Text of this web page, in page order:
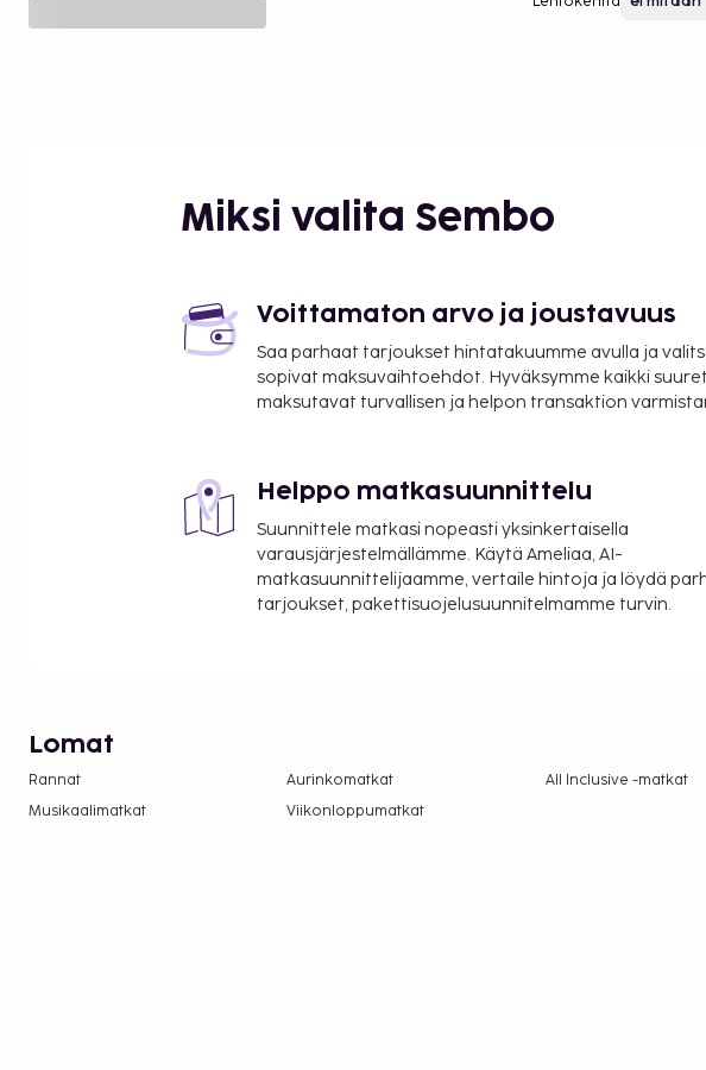
Miksi valita Sembo
Voittamaton arvo ja joustavuus
Saa parhaat tarjoukset hintatakuumme avulla ja
sopivat maksuvaihtoehdot. Hyväksymme kaikki suuret
maksutavat turvallisen ja helpon transaktion
Helppo matkasuunnittelu
Suunnittele matkasi nopeasti yksinkertaisella
varausjärjestelmällämme. Käytä Ameliaa, AI-
matkasuunnittelijaamme, vertaile hintoja ja löydä
tarjoukset, pakettisuojelusuunnitelmamme turvin.
Lomat
Rannat Aurinkomatkat All Inclusive -matkat
Musikaalimatkat
Viikonloppumatkat